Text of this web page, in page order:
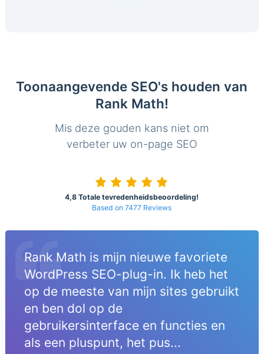
Toonaangevende SEO's houden van
Rank Math!
Mis deze gouden kans niet om
verbeter uw on-page SEO
4,8 Totale tevredenheidsbeoordeling!
Based on 7477 Reviews
Rank Math is mijn nieuwe favoriete
WordPress SEO-plug-in. Ik heb het
op de meeste van mijn sites gebruikt
en ben dol op de
gebruikersinterface en functies en
als een pluspunt, het pus...